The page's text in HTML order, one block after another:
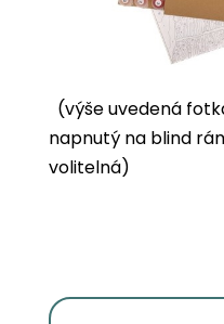
(výše uvedená
napnutý na blind
volitelná)